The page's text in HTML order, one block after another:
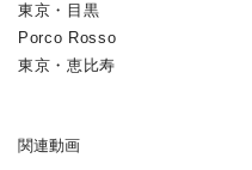
東京・目黒
Porco Rosso
東京・恵比寿
関連動画